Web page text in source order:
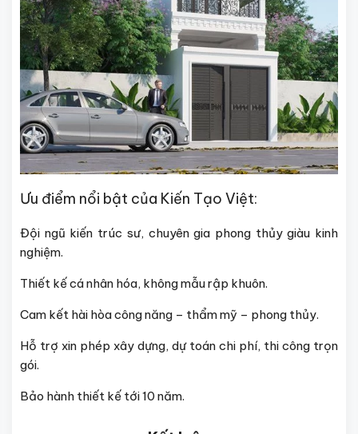
Ưu điểm nổi bật của Kiến Tạo Việt:
Đội ngũ kiến trúc sư, chuyên gia phong thủy giàu kinh
nghiệm.
Thiết kế cá nhân hóa, không mẫu rập khuôn.
Cam kết hài hòa công năng – thẩm mỹ – phong thủy.
Hỗ trợ xin phép xây dựng, dự toán chi phí, thi công trọn
gói.
Bảo hành thiết kế tới 10 năm.